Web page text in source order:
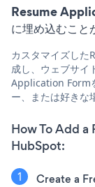
Resume
に埋め込むこと
カスタマイズし
成し、ウェブサイ
Application Form
ー、または好きな
How To Add
HubSpot:
Create a